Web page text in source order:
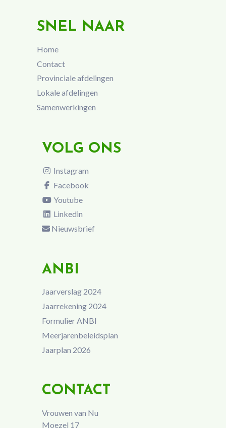
SNEL NAAR
Home
Contact
Provinciale afdelingen
Lokale afdelingen
Samenwerkingen
VOLG ONS
Instagram
Facebook
Youtube
Linkedin
Nieuwsbrief
ANBI
Jaarverslag 2024
Jaarrekening 2024
Formulier ANBI
Meerjarenbeleidsplan
Jaarplan 2026
CONTACT
Vrouwen van Nu
Moezel 17